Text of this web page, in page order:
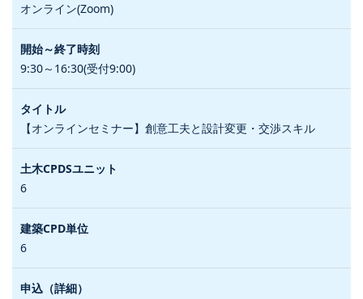
オンライン(Zoom)
9:30～16:30(受付9:00)
【オンラインセミナー】創意工夫と設計変更・交渉スキル
6
6